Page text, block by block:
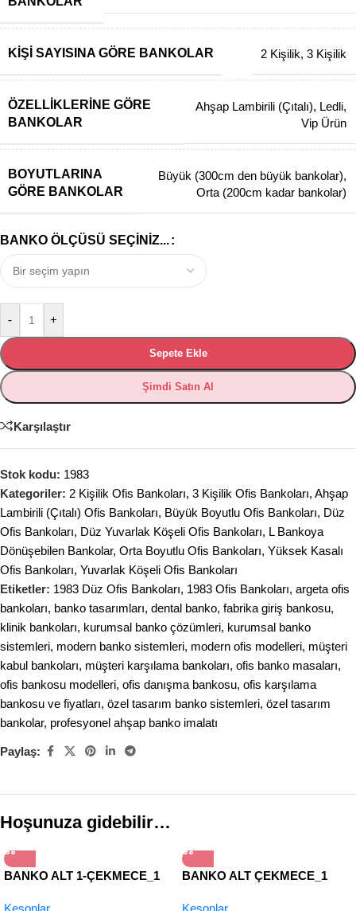
KIŞI SAYISINA GÖRE BANKOLAR 2 Kişilik, 3 Kişilik
ÖZELLIKLERINE GÖRE
BANKOLAR
Ahşap Lambirili (Çıtalı), Ledli,
Vip Ürün
BOYUTLARINA
GÖRE BANKOLAR
Büyük (300cm den büyük bankolar),
Orta (200cm kadar bankolar)
BANKO ÖLÇÜSÜ SEÇINIZ...
- +
Sepete Ekle
Şimdi Satın Al
Karşılaştır
Stok kodu: 1983
Kategoriler: 2 Kişilik Ofis Bankoları, 3 Kişilik Ofis Bankoları, Ahşap
Lambirili (Çıtalı) Ofis Bankoları, Büyük Boyutlu Ofis Bankoları, Düz
Ofis Bankoları, Düz Yuvarlak Köşeli Ofis Bankoları, L Bankoya
Dönüşebilen Bankolar, Orta Boyutlu Ofis Bankoları, Yüksek Kasalı
Ofis Bankoları, Yuvarlak Köşeli Ofis Bankoları
Etiketler: 1983 Düz Ofis Bankoları, 1983 Ofis Bankoları, argeta ofis
bankoları, banko tasarımları, dental banko, fabrika giriş bankosu,
klinik bankoları, kurumsal banko çözümleri, kurumsal banko
sistemleri, modern banko sistemleri, modern ofis modelleri, müşteri
kabul bankoları, müşteri karşılama bankoları, ofis banko masaları,
ofis bankosu modelleri, ofis danışma bankosu, ofis karşılama
bankosu ve fiyatları, özel tasarım banko sistemleri, özel tasarım
bankolar, profesyonel ahşap banko imalatı
Paylaş:
Hoşunuza gidebilir…
BANKO ALT 1-ÇEKMECE_1
BANKO ALT ÇEKMECE_1